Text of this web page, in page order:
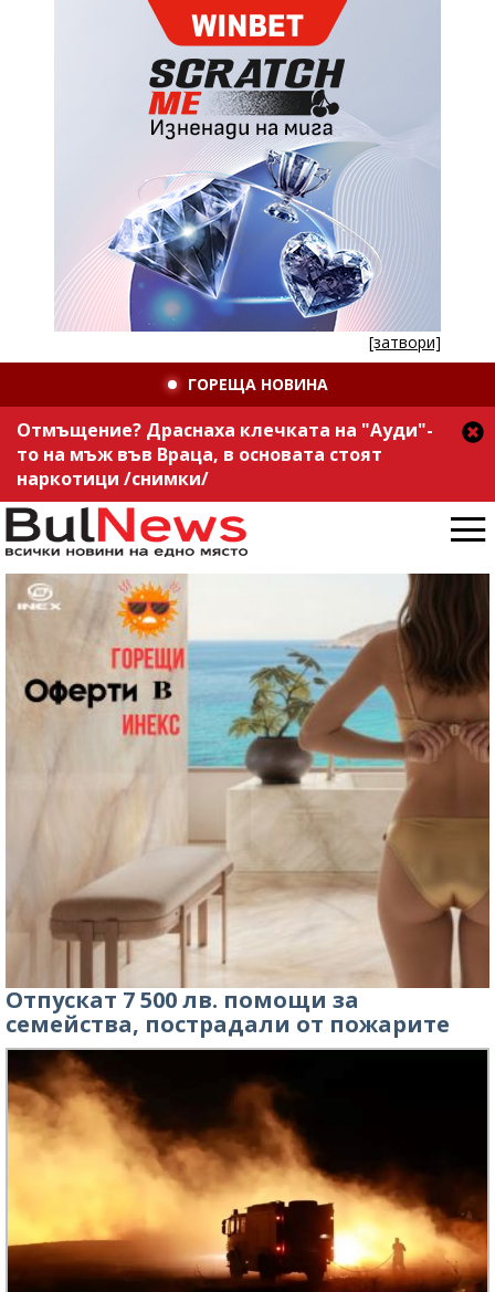
[затвори]
ГОРЕЩА НОВИНА
Отмъщение? Драснаха клечката на "Ауди"-
то на мъж във Враца, в основата стоят
наркотици /снимки/
Отпускат 7 500 лв. помощи за
семейства, пострадали от пожарите